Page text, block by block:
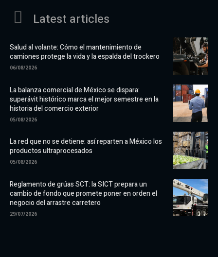
Latest articles
Salud al volante: Cómo el mantenimiento de
camiones protege la vida y la espalda del trockero
06/08/2026
La balanza comercial de México se dispara:
superávit histórico marca el mejor semestre en la
historia del comercio exterior
05/08/2026
La red que no se detiene: así reparten a México los
productos ultraprocesados
05/08/2026
Reglamento de grúas SCT: la SICT prepara un
cambio de fondo que promete poner en orden el
negocio del arrastre carretero
29/07/2026